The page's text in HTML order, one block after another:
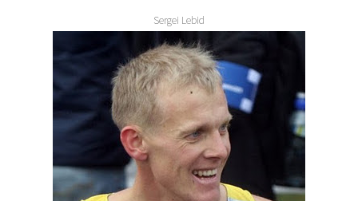
Sergei Lebid